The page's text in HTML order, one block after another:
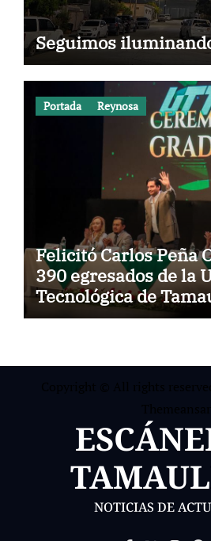
Seguimos
Portada Reynosa
Felicitó Carlos Peña
390 egresados de la
Tecnológica de
NOTICIAS DE